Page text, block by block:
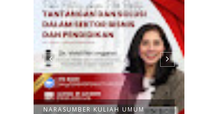
NARASUMBER KULIAH UMUM